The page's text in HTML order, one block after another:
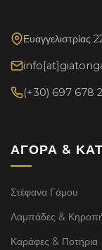
Ευαγγελιστρίας
(+30) 697 678
ΑΓΟΡΆ &
Στέφανα Γάμου
Λαμπάδες &
Καράφες & Ποτήρια